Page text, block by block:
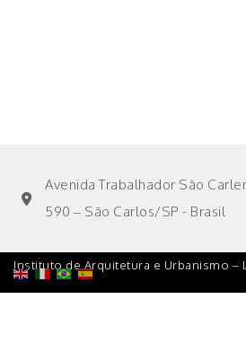
Avenida Trabalhador São
590 – São Carlos/SP - Brasil
Instituto de Arquitetura e Urbanismo –